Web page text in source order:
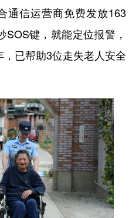
通信运营商免费发放163
键，就能定位报警，
已帮助3位走失老人安全